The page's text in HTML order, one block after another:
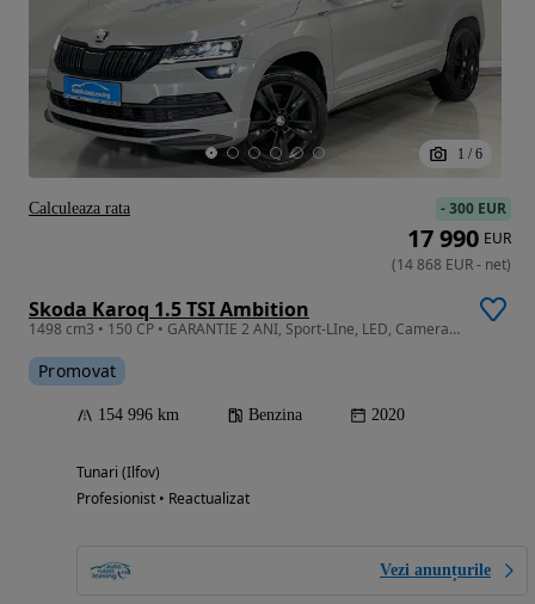
1 / 6
Skoda Karoq 1.5 TSI Ambition
1498 cm3 • 150 CP • GARANTIE 2 ANI, Sport-LIne, LED, Camera, Pilot adaptiv, Piele
Promovat
154 996 km Benzina 2020
Tunari (Ilfov)
Profesionist • Reactualizat
Vezi anunțurile
-300 EUR
17 990 EUR
(14 868 EUR- net)
Calculeaza rata